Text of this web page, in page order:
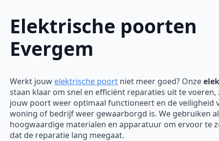
Elektrische poorten
Evergem
Werkt jouw elektrische poort niet meer goed? Onze
staan klaar om snel en efficiënt reparaties uit te voeren,
jouw poort weer optimaal functioneert en de veiligheid
woning of bedrijf weer gewaarborgd is. We gebruiken
hoogwaardige materialen en apparatuur om ervoor te
dat de reparatie lang meegaat.